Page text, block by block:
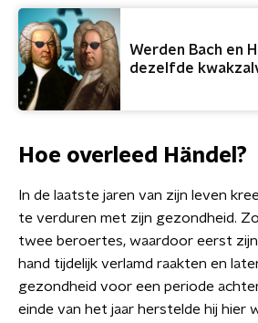
Werden Bach en
dezelfde
Hoe overleed Händel?
In de laatste jaren van zijn leven
te verduren met zijn gezondheid.
twee beroertes, waardoor eerst
hand tijdelijk verlamd raakten en
gezondheid voor een periode
einde van het jaar herstelde hij hier